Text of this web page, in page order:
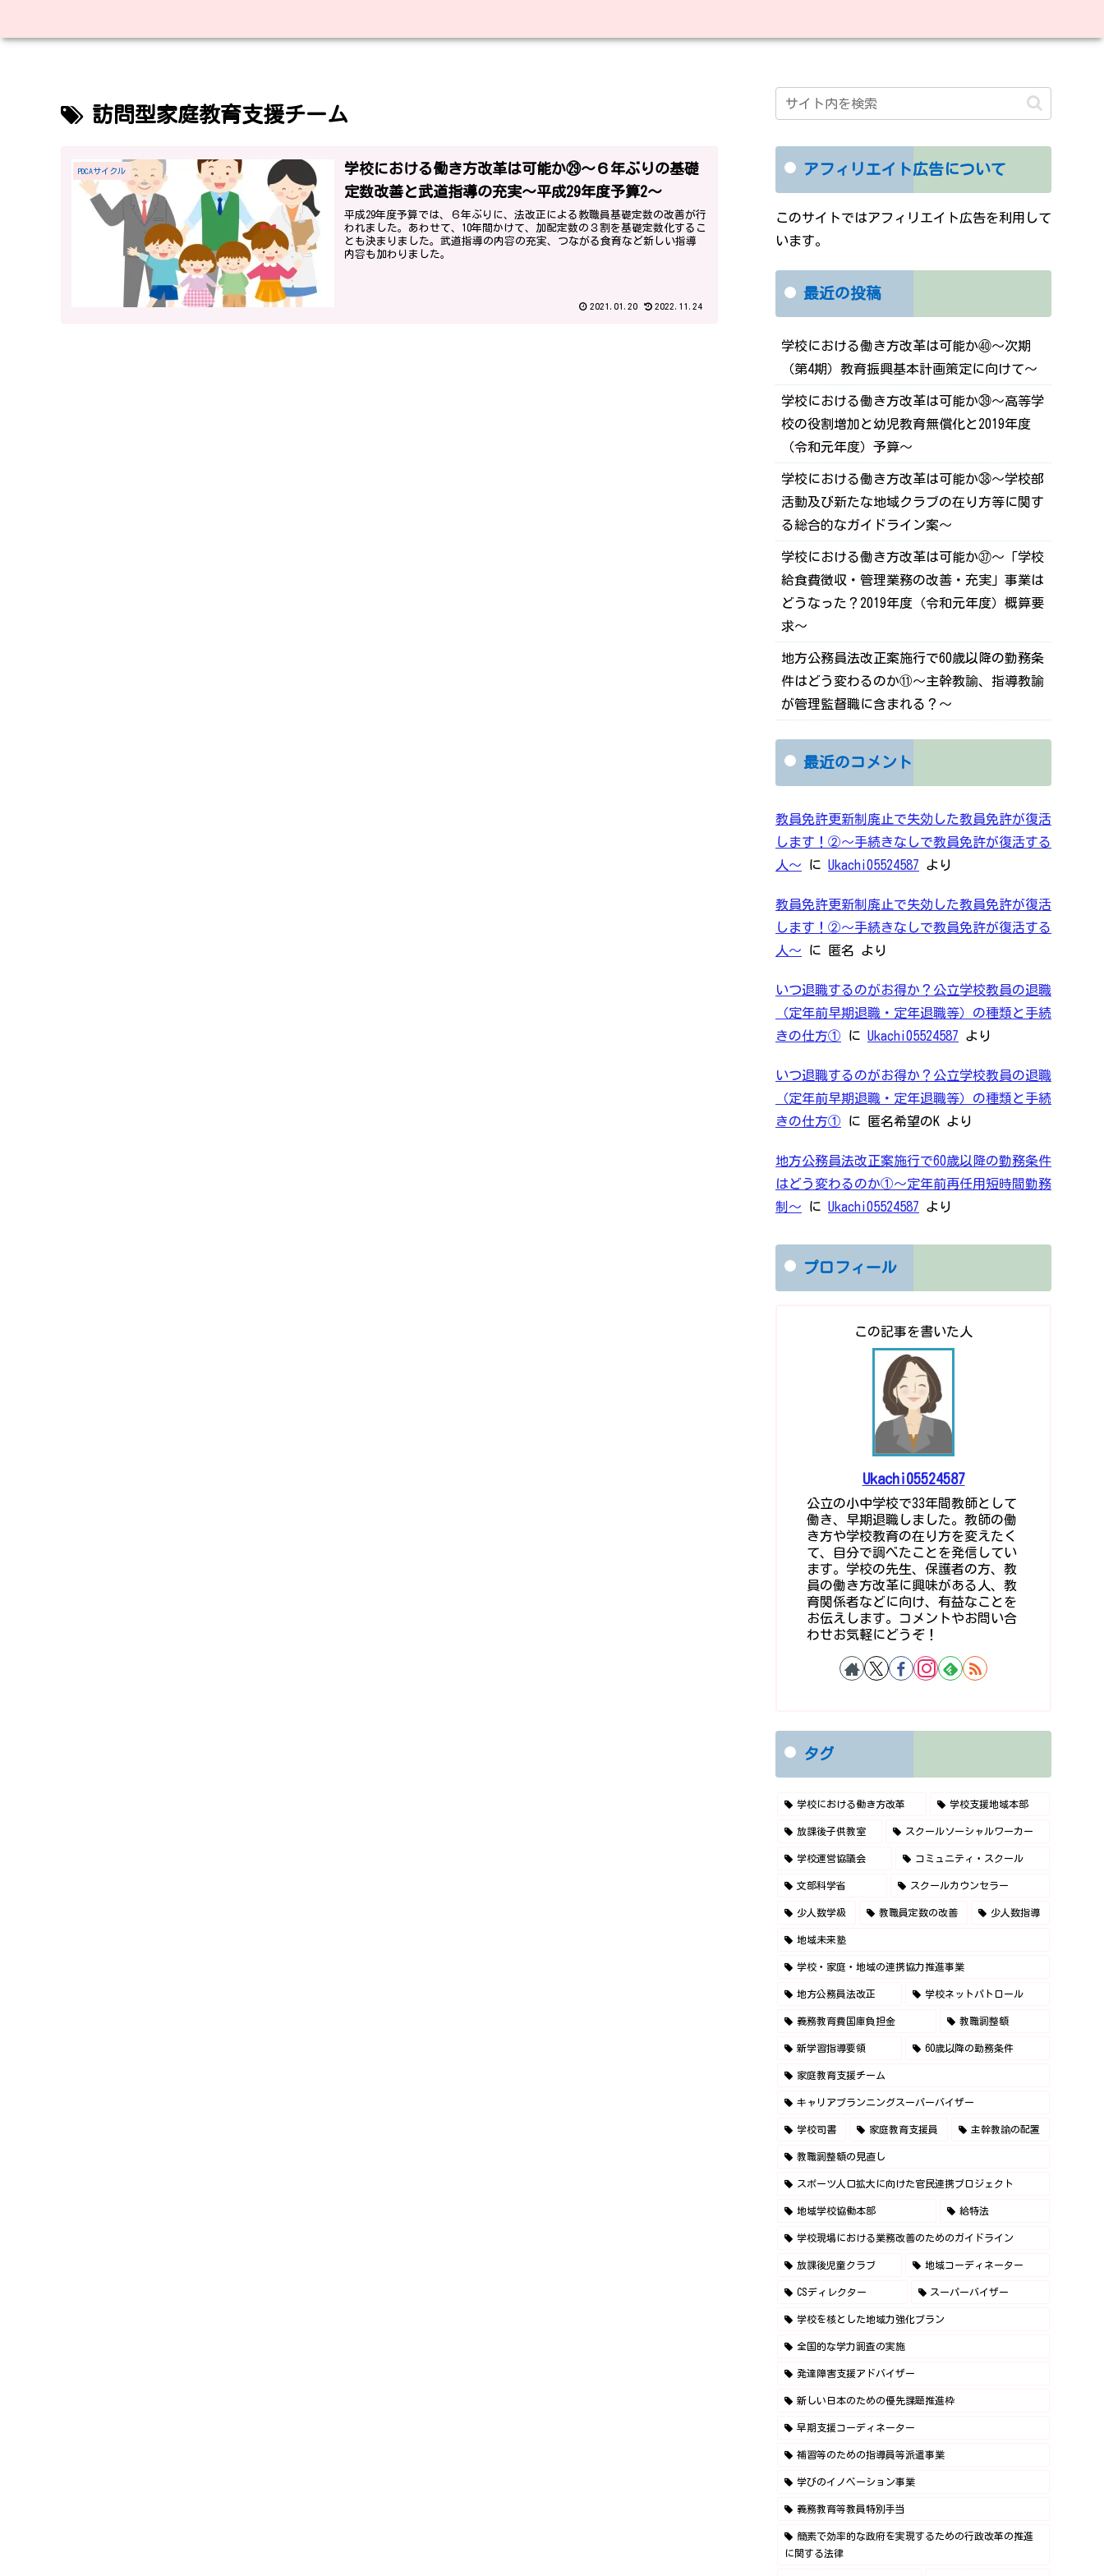
訪問型家庭教育支援チーム
PDCAサイクル
学校における働き方改革は可能か㉙～６年ぶりの基礎
定数改善と武道指導の充実～平成29年度予算2～
平成29年度予算では、６年ぶりに、法改正による教職員基礎定数の改善が行
われました。あわせて、10年間かけて、加配定数の３割を基礎定数化するこ
とも決まりました。武道指導の内容の充実、つながる食育など新しい指導
内容も加わりました。
2021.01.20 2022.11.24
アフィリエイト広告について
このサイトではアフィリエイト広告を利用して
います。
最近の投稿
学校における働き方改革は可能か㊵～次期
（第4期）教育振興基本計画策定に向けて～
学校における働き方改革は可能か㊴～高等学
校の役割増加と幼児教育無償化と2019年度
（令和元年度）予算～
学校における働き方改革は可能か㊳～学校部
活動及び新たな地域クラブの在り方等に関す
る総合的なガイドライン案～
学校における働き方改革は可能か㊲～「学校
給食費徴収・管理業務の改善・充実」事業は
どうなった？2019年度（令和元年度）概算要
求～
地方公務員法改正案施行で60歳以降の勤務条
件はどう変わるのか⑪～主幹教諭、指導教諭
が管理監督職に含まれる？～
最近のコメント
教員免許更新制廃止で失効した教員免許が復活
します！②～手続きなしで教員免許が復活する
人～ に Ukachi05524587 より
教員免許更新制廃止で失効した教員免許が復活
します！②～手続きなしで教員免許が復活する
人～ に 匿名 より
いつ退職するのがお得か？公立学校教員の退職
（定年前早期退職・定年退職等）の種類と手続
きの仕方① に Ukachi05524587 より
いつ退職するのがお得か？公立学校教員の退職
（定年前早期退職・定年退職等）の種類と手続
きの仕方① に 匿名希望のK より
地方公務員法改正案施行で60歳以降の勤務条件
はどう変わるのか①～定年前再任用短時間勤務
制～ に Ukachi05524587 より
プロフィール
この記事を書いた人
Ukachi05524587
公立の小中学校で33年間教師として
働き、早期退職しました。教師の働
き方や学校教育の在り方を変えたく
て、自分で調べたことを発信してい
ます。学校の先生、保護者の方、教
員の働き方改革に興味がある人、教
育関係者などに向け、有益なことを
お伝えします。コメントやお問い合
わせお気軽にどうぞ！
タグ
学校における働き方改革 学校支援地域本部
放課後子供教室 スクールソーシャルワーカー
学校運営協議会 コミュニティ・スクール
文部科学省 スクールカウンセラー
少人数学級 教職員定数の改善 少人数指導
地域未来塾
学校・家庭・地域の連携協力推進事業
地方公務員法改正 学校ネットパトロール
義務教育費国庫負担金 教職調整額
新学習指導要領 60歳以降の勤務条件
家庭教育支援チーム
キャリアプランニングスーパーバイザー
学校司書 家庭教育支援員 主幹教諭の配置
教職調整額の見直し
スポーツ人口拡大に向けた官民連携プロジェクト
地域学校協働本部 給特法
学校現場における業務改善のためのガイドライン
放課後児童クラブ 地域コーディネーター
CSディレクター スーパーバイザー
学校を核とした地域力強化プラン
全国的な学力調査の実施
発達障害支援アドバイザー
新しい日本のための優先課題推進枠
早期支援コーディネーター
補習等のための指導員等派遣事業
学びのイノベーション事業
義務教育等教員特別手当
簡素で効率的な政府を実現するための行政改革の推進
に関する法律